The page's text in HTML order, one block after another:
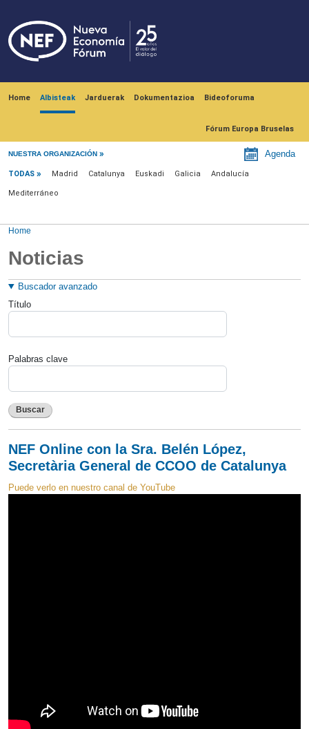
Home Albisteak Jarduerak Dokumentazioa Bideoforuma
Fórum Europa Bruselas
NUESTRA ORGANIZACIÓN Agenda
Menú noticias
TODAS Madrid Catalunya Euskadi Galicia Andalucía
Mediterráneo
Home
Noticias
Buscador avanzado
Título
Palabras clave
Buscar
NEF Online con la Sra. Belén López,
Secretària General de CCOO de Catalunya
Puede verlo en nuestro canal de YouTube